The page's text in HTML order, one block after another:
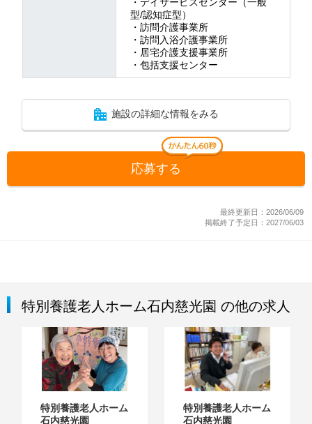
型/認知症型）
・訪問介護事業所
・訪問入浴介護事業所
・居宅介護支援事業所
・包括支援センター
施設の詳細な情報をみる
応募する
最終更新日：2026/06/09
掲載終了予定日：2027/06/03
特別養護老人ホーム石内慈光園 の他の求人
特別養護老人ホーム
石内慈光園
特別養護老人ホーム
石内慈光園